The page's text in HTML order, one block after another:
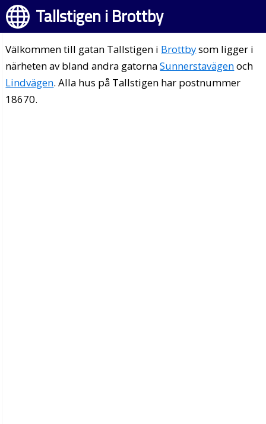
Tallstigen i Brottby
Välkommen till gatan Tallstigen i Brottbysom ligger i
närheten av bland andra gatornaSunnerstavägenoch
Lindvägen. Alla hus på Tallstigen har postnummer
18670.